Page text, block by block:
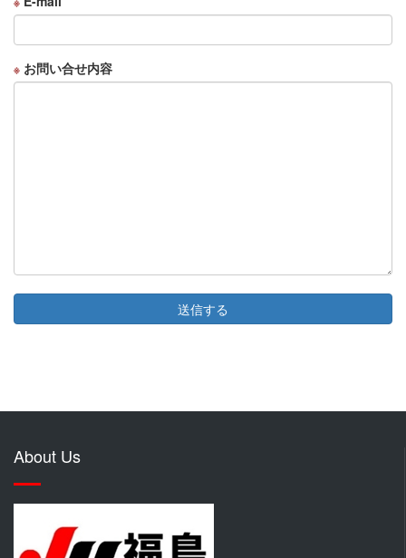
※ お問い合せ内容
About Us